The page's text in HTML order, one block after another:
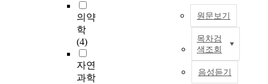
의약
학
(4)
자연
과학
원문보기
목차검
색조회
음성듣기